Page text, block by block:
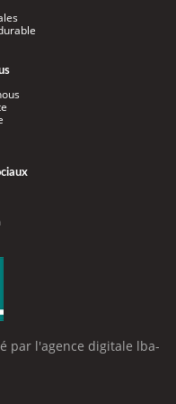
par l'agence digitale lba-